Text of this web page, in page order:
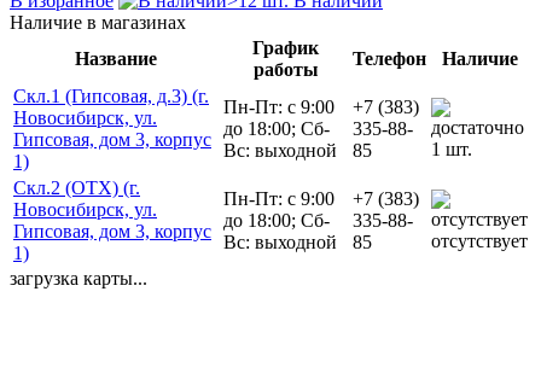
Наличие в магазинах
Название
График
работы
Телефон
Наличие
Скл.1 (Гипсовая, д.3) (г.
Новосибирск, ул.
Гипсовая, дом 3, корпус
1)
Пн-Пт: с 9:00
до 18:00; Сб-
Вс: выходной
+7 (383)
335-88-
85
1 шт.
Скл.2 (ОТХ) (г.
Новосибирск, ул.
Гипсовая, дом 3, корпус
1)
Пн-Пт: с 9:00
до 18:00; Сб-
Вс: выходной
+7 (383)
335-88-
85
отсутствует
загрузка карты...